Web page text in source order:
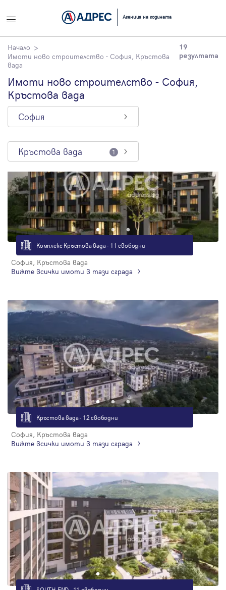
Агенция на годината
Начало
Имоти ново строителство - София, Кръстова
вада
19
резултата
Имоти ново строителство - София,
Кръстова вада
София
Кръстова вада 1
Комплекс Кръстова вада - 11 свободни
София, Кръстова вада
Вижте всички имоти в тази сграда
Кръстова вада - 12 свободни
София, Кръстова вада
Вижте всички имоти в тази сграда
Вход
Влезте с профила си, за да разгледате повече снимки и да
получите по-подробна информация.
Продължи с Facebook
Продължи с Google
или влезте с имейл
Имейл
Парола
Забравена парола
Регистрация